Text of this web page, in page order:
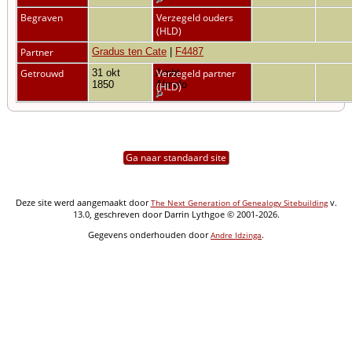
Begraven
Verzegeld ouders
(HLD)
Partner
Gradus ten Cate F4487
Getrouwd
31 okt
1850
Ambt
Almelo
Verzegeld partner
(HLD)
Ga naar standaard site
Deze site werd aangemaakt doorThe Next Generation of Genealogy Sitebuildingv.
13.0, geschreven door Darrin Lythgoe © 2001-2026.
Gegevens onderhouden doorAndre Idzinga.